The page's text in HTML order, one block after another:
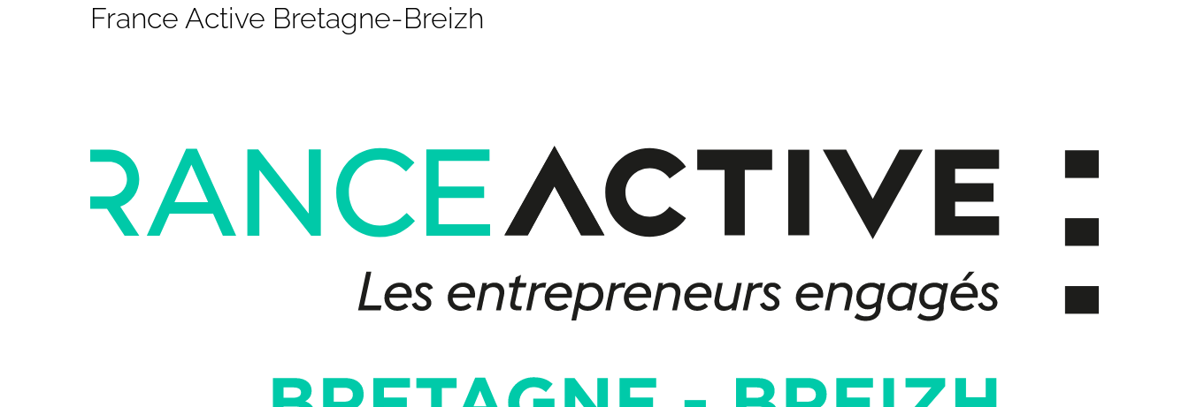
France Active Bretagne-Breizh